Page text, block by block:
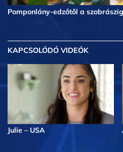
Pomponlány-edzőtől a szobrászig
KAPCSOLÓDÓ VIDEÓK
Julie – USA